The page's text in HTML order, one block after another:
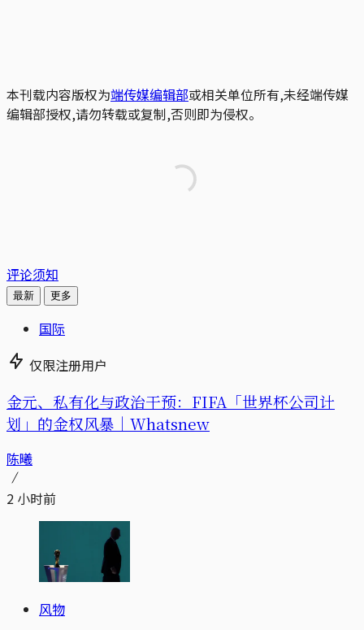
本刊载内容版权为端传媒编辑部或相关单位所有,未经端传媒
编辑部授权,请勿转载或复制,否则即为侵权。
评论须知
最新 更多
国际
仅限注册用户
金元、私有化与政治干预：FIFA「世界杯公司计
划」的金权风暴｜Whatsnew
陈曦
2 小时前
风物